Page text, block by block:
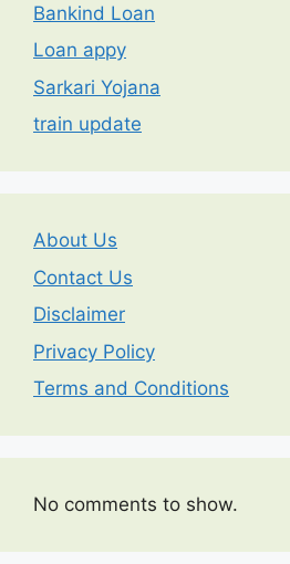
Bankind Loan
Loan appy
Sarkari Yojana
train update
About Us
Contact Us
Disclaimer
Privacy Policy
Terms and Conditions
No comments to show.